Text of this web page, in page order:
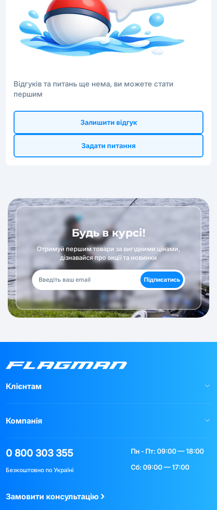
Відгуків та питань ще нема, ви можете стати
першим
Залишити відгук
Задати питання
Будь в курсі!
Отримуй першим товари за вигідними цінами,
дізнавайся про акції та новинки
Підписатись
Клієнтам
Компанія
0 800 303 355
Безкоштовно по Україні
Пн - Пт: 09:00 — 18:00
Сб: 09:00 — 17:00
Замовити консультацію